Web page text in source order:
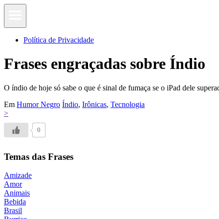
Política de Privacidade
Frases engraçadas sobre Índio
O índio de hoje só sabe o que é sinal de fumaça se o iPad dele
Em Humor Negro Índio, Irônicas, Tecnologia
>
0
Temas das Frases
Amizade
Amor
Animais
Bebida
Brasil